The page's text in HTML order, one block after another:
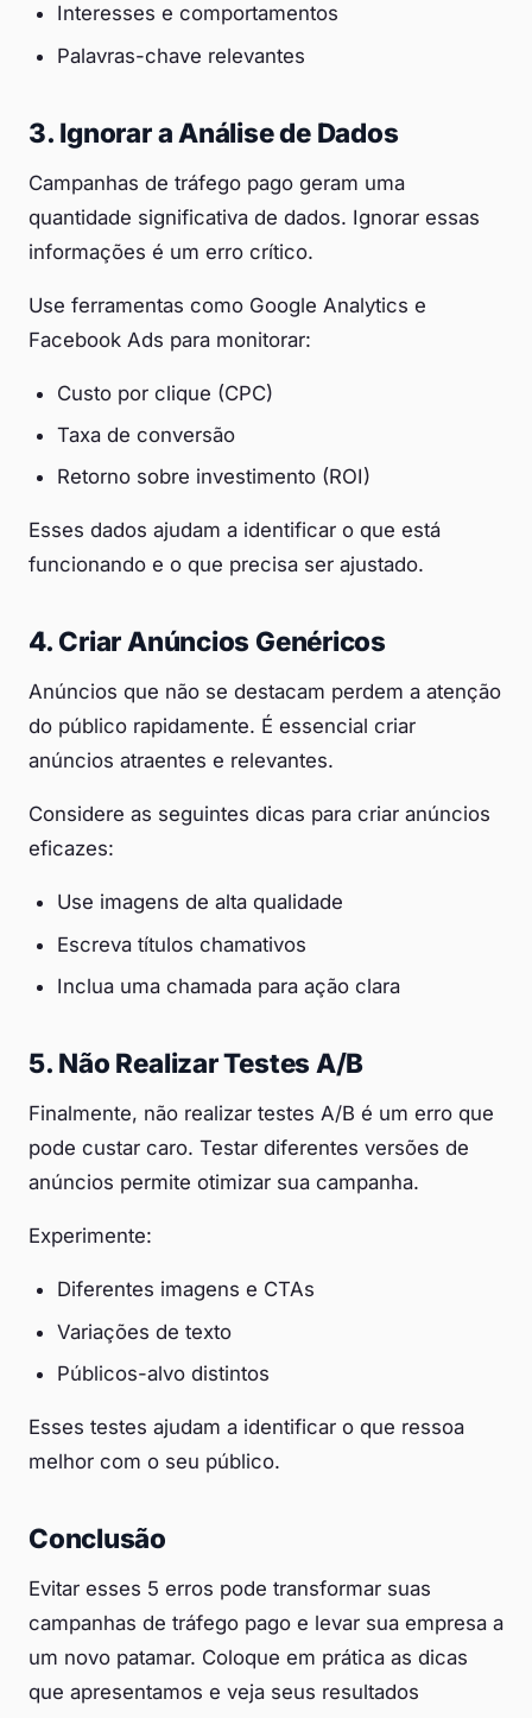
Interesses e comportamentos
Palavras-chave relevantes
3. Ignorar a Análise de Dados
Campanhas de tráfego pago geram uma
quantidade significativa de dados. Ignorar essas
informações é um erro crítico.
Use ferramentas como Google Analytics e
Facebook Ads para monitorar:
Custo por clique (CPC)
Taxa de conversão
Retorno sobre investimento (ROI)
Esses dados ajudam a identificar o que está
funcionando e o que precisa ser ajustado.
4. Criar Anúncios Genéricos
Anúncios que não se destacam perdem a atenção
do público rapidamente. É essencial criar
anúncios atraentes e relevantes.
Considere as seguintes dicas para criar anúncios
eficazes:
Use imagens de alta qualidade
Escreva títulos chamativos
Inclua uma chamada para ação clara
5. Não Realizar Testes A/B
Finalmente, não realizar testes A/B é um erro que
pode custar caro. Testar diferentes versões de
anúncios permite otimizar sua campanha.
Experimente:
Diferentes imagens e CTAs
Variações de texto
Públicos-alvo distintos
Esses testes ajudam a identificar o que ressoa
melhor com o seu público.
Conclusão
Evitar esses 5 erros pode transformar suas
campanhas de tráfego pago e levar sua empresa a
um novo patamar. Coloque em prática as dicas
que apresentamos e veja seus resultados